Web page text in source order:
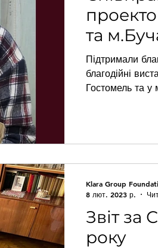
та
Підтримали
благодійні
Гостомель та у
Звіт за
року
Klara Group
8 лют. 2023 р.